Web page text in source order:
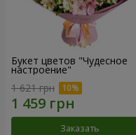
Букет цветов "Чудесное
настроение"
1 621 грн
Заказать